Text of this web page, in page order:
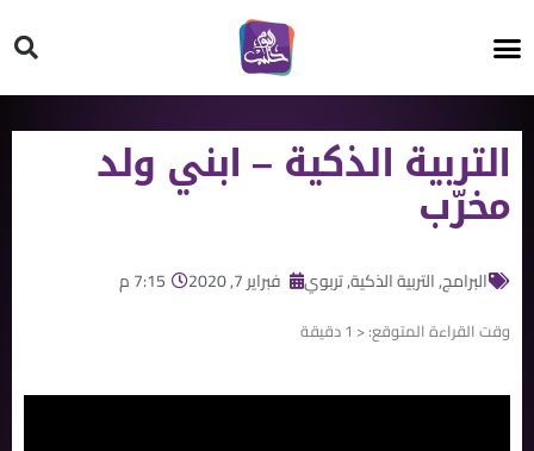
التربية الذكية – ابني ولد
مخرّب
البرامج,التربية الذكية,تربوي فبراير 7, 2020 7:15 م
وقت القراءة المتوقع:< 1 دقيقة